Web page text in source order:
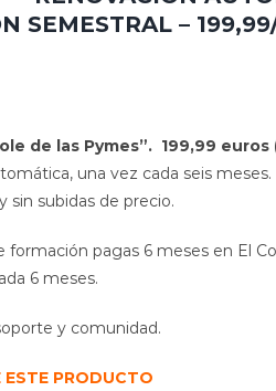
SEMESTRAL –
de las Pymes”. 199,99 euros
una vez cada seis
sin subidas de precio.
formación pagas 6 meses en El
6 meses.
y comunidad.
ESTE PRODUCTO